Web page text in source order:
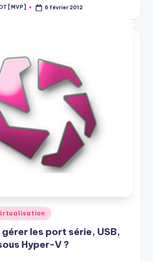
[MVP] 6 février 2012
les port série, USB,
Hyper-V ?